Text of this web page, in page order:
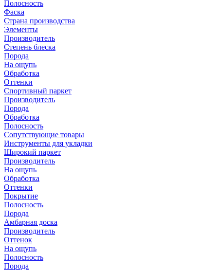
Полосность
Фаска
Страна производства
Элементы
Производитель
Степень блеска
Порода
На ощупь
Обработка
Оттенки
Спортивный паркет
Производитель
Порода
Обработка
Полосность
Сопутствующие товары
Инструменты для укладки
Широкий паркет
Производитель
На ощупь
Обработка
Оттенки
Покрытие
Полосность
Порода
Амбарная доска
Производитель
Оттенок
На ощупь
Полосность
Порода